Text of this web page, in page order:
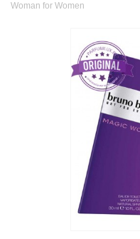
Woman for Women